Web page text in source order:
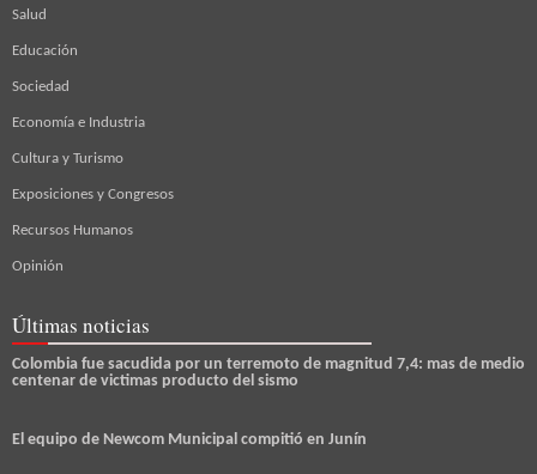
Salud
Educación
Sociedad
Economía e Industria
Cultura y Turismo
Exposiciones y Congresos
Recursos Humanos
Opinión
Últimas noticias
Colombia fue sacudida por un terremoto de magnitud 7,4: mas de medio
centenar de victimas producto del sismo
El equipo de Newcom Municipal compitió en Junín